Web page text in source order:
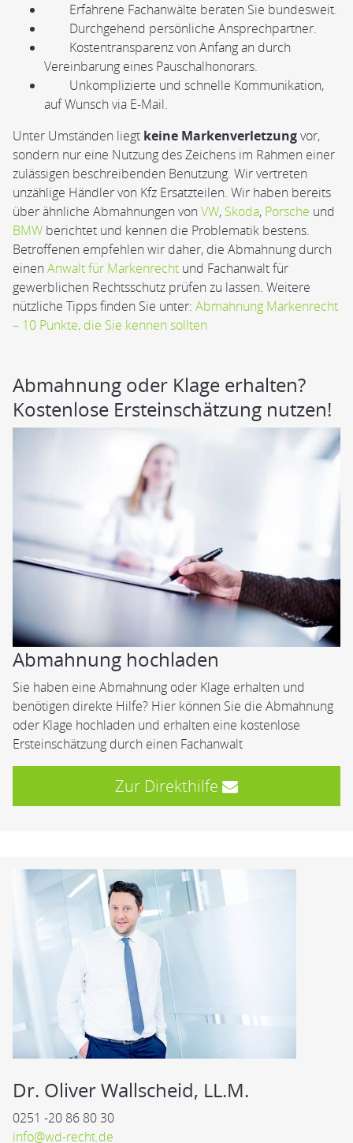
Erfahrene Fachanwälte beraten Sie bundesweit.
Durchgehend persönliche Ansprechpartner.
Kostentransparenz von Anfang an durch
Vereinbarung eines Pauschalhonorars.
Unkomplizierte und schnelle Kommunikation,
auf Wunsch via E-Mail.
Unter Umständen liegt keine Markenverletzungvor,
sondern nur eine Nutzung des Zeichens im Rahmen einer
zulässigen beschreibenden Benutzung. Wir vertreten
unzählige Händler von Kfz Ersatzteilen. Wir haben bereits
über ähnliche Abmahnungen von VW, Skoda, Porsche und
BMW berichtet und kennen die Problematik bestens.
Betroffenen empfehlen wir daher, die Abmahnung durch
einen Anwalt für Markenrecht und Fachanwalt für
gewerblichen Rechtsschutz prüfen zu lassen. Weitere
nützliche Tipps finden Sie unter: Abmahnung Markenrecht
– 10 Punkte, die Sie kennen sollten
Abmahnung oder Klage erhalten?
Kostenlose Ersteinschätzung nutzen!
Abmahnung hochladen
Sie haben eine Abmahnung oder Klage erhalten und
benötigen direkte Hilfe? Hier können Sie die Abmahnung
oder Klage hochladen und erhalten eine kostenlose
Ersteinschätzung durch einen Fachanwalt
Zur Direkthilfe
Dr. Oliver Wallscheid, LL.M.
0251 -20 86 80 30
info@wd-recht.de